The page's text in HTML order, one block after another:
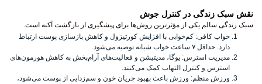
نقش سبک زندگی در کنترل جوش
سبک زندگی سالم یکی از مؤثرترین روش‌ها برای پیشگیری از بازگشت آکنه است.
خواب کافی: کم‌خوابی با افزایش کورتیزول و کاهش بازسازی پوست ارتباط
دارد. حداقل ۷ ساعت خواب شبانه توصیه می‌شود.
مدیریت استرس: یوگا، مدیتیشن و فعالیت‌های آرام‌بخش به کاهش هورمون‌های
استرس و کنترل التهاب کمک می‌کنند.
ورزش منظم: ورزش باعث بهبود جریان خون و سم‌زدایی از پوست می‌شود،